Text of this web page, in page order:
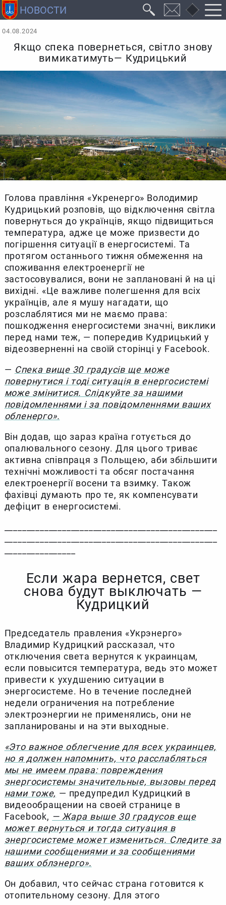
04.08.2024
Якщо спека повернеться, світло знову
вимикатимуть— Кудрицький
Голова правління «Укренерго» Володимир
Кудрицький розповів, що відключення світла
повернуться до українців, якщо підвищиться
температура, адже це може призвести до
погіршення ситуації в енергосистемі. Та
протягом останнього тижня обмеження на
споживання електроенергії не
застосовувалися, вони не заплановані й на ці
вихідні. «Це важливе полегшення для всіх
українців, але я мушу нагадати, що
розслаблятися ми не маємо права:
пошкодження енергосистеми значні, виклики
перед нами теж, — попередив Кудрицький у
відеозверненні на своїй сторінці у Facebook.
— Спека вище 30 градусів ще може
повернутися і тоді ситуація в енергосистемі
може змінитися. Слідкуйте за нашими
повідомленнями і за повідомленнями ваших
обленерго».
Він додав, що зараз країна готується до
опалювального сезону. Для цього триває
активна співпраця з Польщею, аби збільшити
технічні можливості та обсяг постачання
електроенергії восени та взимку. Також
фахівці думають про те, як компенсувати
дефіцит в енергосистемі.
Если жара вернется, свет
снова будут выключать —
Кудрицкий
Председатель правления «Укрэнерго»
Владимир Кудрицкий рассказал, что
отключения света вернутся к украинцам,
если повысится температура, ведь это может
привести к ухудшению ситуации в
энергосистеме. Но в течение последней
недели ограничения на потребление
электроэнергии не применялись, они не
запланированы и на эти выходные.
«Это важное облегчение для всех украинцев,
но я должен напомнить, что расслабляться
мы не имеем права: повреждения
энергосистемы значительные, вызовы перед
нами тоже, — предупредил Кудрицкий в
видеообращении на своей странице в
Facebook, — Жара выше 30 градусов еще
может вернуться и тогда ситуация в
энергосистеме может измениться. Следите за
нашими сообщениями и за сообщениями
ваших облэнерго».
Он добавил, что сейчас страна готовится к
отопительному сезону. Для этого